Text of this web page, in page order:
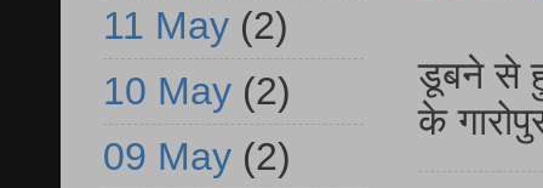
डूबने से
के
11 May (2)
10 May (2)
09 May (2)